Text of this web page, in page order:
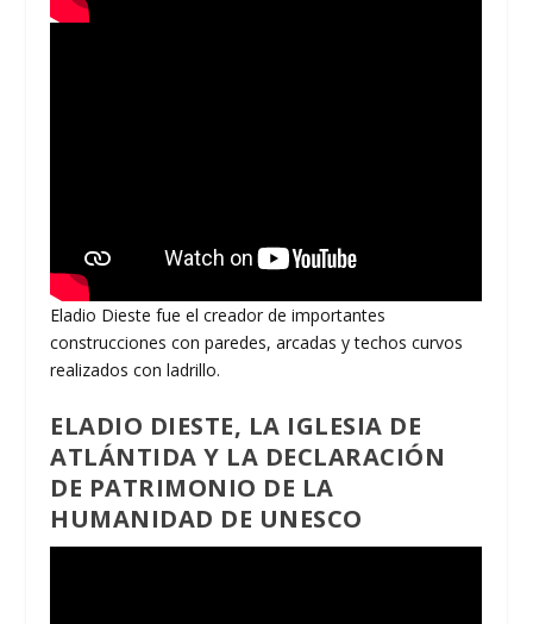
Eladio Dieste fue el creador de importantes
construcciones con paredes, arcadas y techos curvos
realizados con ladrillo.
ELADIO DIESTE, LA IGLESIA DE
ATLÁNTIDA Y LA DECLARACIÓN
DE PATRIMONIO DE LA
HUMANIDAD DE UNESCO